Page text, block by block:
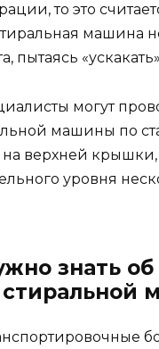
то это
машина
пытаясь
могут
машины по
верхней крышки,
уровня
знать об
стиральной